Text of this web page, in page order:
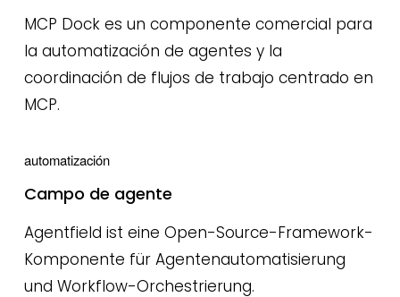
MCP Dock es un componente comercial para
la automatización de agentes y la
coordinación de flujos de trabajo centrado en
MCP.
automatización
Campo de agente
Agentfield ist eine Open-Source-Framework-
Komponente für Agentenautomatisierung
und Workflow-Orchestrierung.